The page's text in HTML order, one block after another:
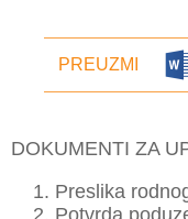
PREUZMI
DOKUMENTI ZA
Preslika
Potvrda